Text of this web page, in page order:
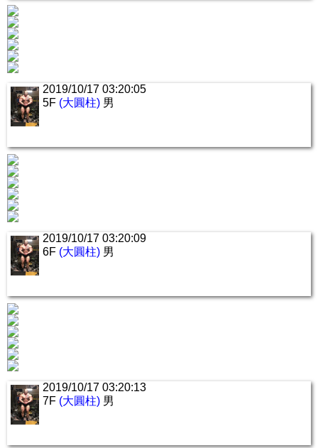
2019/10/17 03:20:05
5F (大圓柱) 男
2019/10/17 03:20:09
6F (大圓柱) 男
2019/10/17 03:20:13
7F (大圓柱) 男